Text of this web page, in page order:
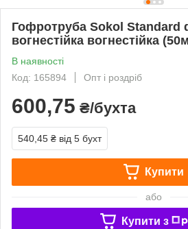
Гофротруба Sokol Standard
вогнестійка вогнестійка
В наявності
Код: 165894
Опт і роздріб
600,75 ₴/бухта
540,45 ₴ від 5 бухт
Купити
або
Купити з